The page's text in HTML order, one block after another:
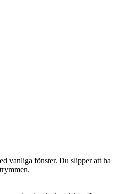
vanliga fönster. Du slipper att ha